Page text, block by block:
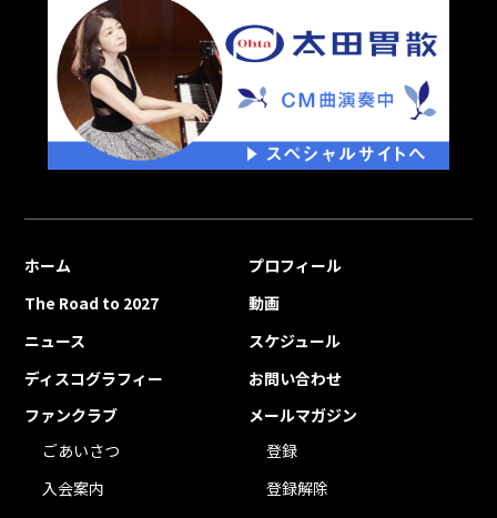
ホーム
プロフィール
The Road to 2027
動画
ニュース
スケジュール
ディスコグラフィー
お問い合わせ
ファンクラブ
ごあいさつ
入会案内
メールマガジン
登録
登録解除